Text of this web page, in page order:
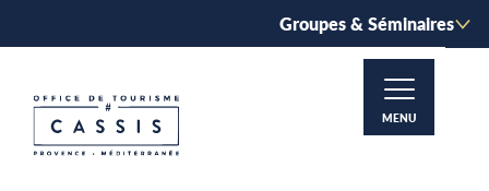
principal
Groupes & Séminaires
MENU